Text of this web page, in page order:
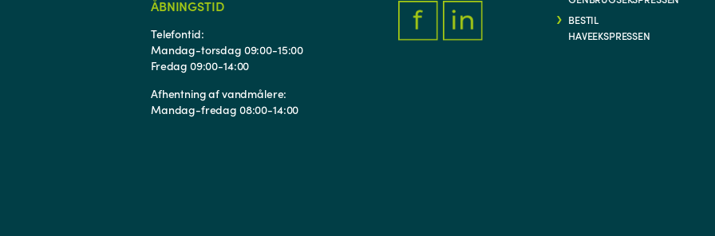
ÅBNINGSTID
Telefontid:
Mandag-torsdag 09:00-15:00
Fredag 09:00-14:00
Afhentning af vandmålere:
Mandag-fredag 08:00-14:00
BESTIL
HAVEEKSPRESSEN